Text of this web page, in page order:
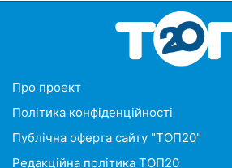
Про проект
Політика конфіденційності
Публічна оферта сайту "ТОП20"
Редакційна політика ТОП20